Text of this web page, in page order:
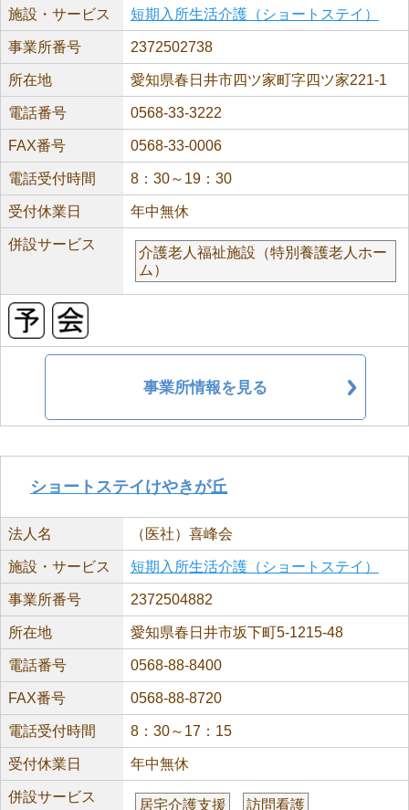
施設・サービス 短期入所生活介護（ショートステイ）
事業所番号 2372502738
所在地 愛知県春日井市四ツ家町字四ツ家221-1
電話番号 0568-33-3222
FAX番号 0568-33-0006
電話受付時間 8：30～19：30
受付休業日 年中無休
併設サービス
介護老人福祉施設（特別養護老人ホー
ム）
事業所情報を見る
ショートステイけやきが丘
法人名 （医社）喜峰会
施設・サービス 短期入所生活介護（ショートステイ）
事業所番号 2372504882
所在地 愛知県春日井市坂下町5-1215-48
電話番号 0568-88-8400
FAX番号 0568-88-8720
電話受付時間 8：30～17：15
受付休業日 年中無休
併設サービス
居宅介護支援 訪問看護